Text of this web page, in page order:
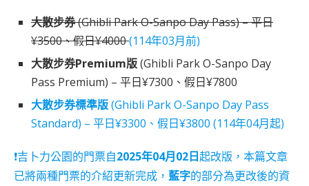
大散步券(Ghibli Park O-Sanpo Day Pass) – 平日
¥3500、假日¥4000(114年03月前)
大散步券Premium版(Ghibli Park O-Sanpo Day
Pass Premium) – 平日¥7300、假日¥7800
大散步券標準版(Ghibli Park O-Sanpo Day Pass
Standard) – 平日¥3300、假日¥3800 (114年04月起)
❗吉卜力公園的門票自2025年04月02日起改版，本篇文章
已將兩種門票的介紹更新完成， 藍字的部分為更改後的資